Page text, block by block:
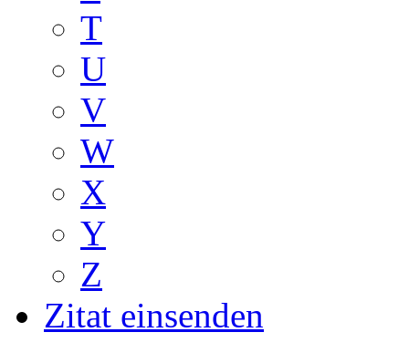
T
U
V
W
X
Y
Z
Zitat einsenden